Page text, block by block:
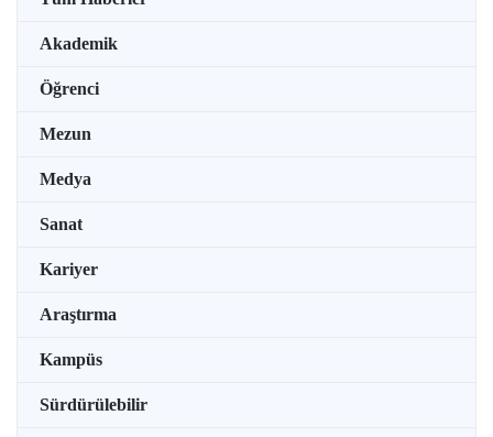
Akademik
Öğrenci
Mezun
Medya
Sanat
Kariyer
Araştırma
Kampüs
Sürdürülebilir